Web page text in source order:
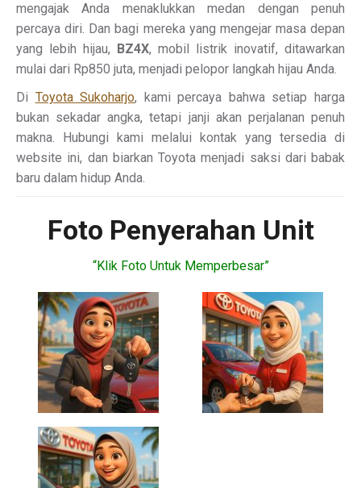
mengajak Anda menaklukkan medan dengan penuh
percaya diri. Dan bagi mereka yang mengejar masa depan
yang lebih hijau, BZ4X, mobil listrik inovatif, ditawarkan
mulai dari Rp850 juta, menjadi pelopor langkah hijau Anda.
Di Toyota Sukoharjo, kami percaya bahwa setiap harga
bukan sekadar angka, tetapi janji akan perjalanan penuh
makna. Hubungi kami melalui kontak yang tersedia di
website ini, dan biarkan Toyota menjadi saksi dari babak
baru dalam hidup Anda.
Foto Penyerahan Unit
“Klik Foto Untuk Memperbesar”